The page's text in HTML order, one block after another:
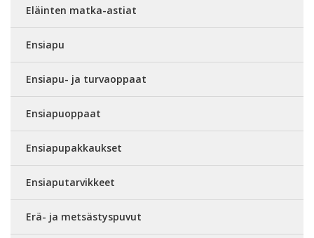
Eläinten matka-astiat
Ensiapu
Ensiapu- ja turvaoppaat
Ensiapuoppaat
Ensiapupakkaukset
Ensiaputarvikkeet
Erä- ja metsästyspuvut